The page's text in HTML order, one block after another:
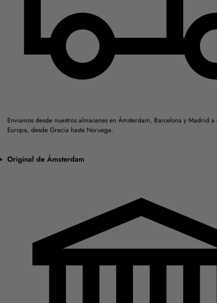
Enviamos desde nuestros almacenes en Ámsterdam, Barcelona y Madrid
Europa, desde Grecia hasta Noruega.
Original de Ámsterdam